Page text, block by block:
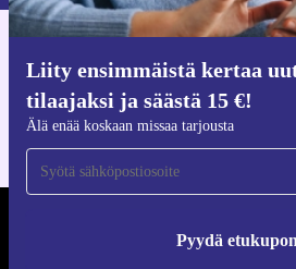
Liity ensimmäistä kertaa
tilaajaksi ja säästä 15 €!
Älä enää koskaan missaa tarjousta
Pyydä
iOS:lle ja